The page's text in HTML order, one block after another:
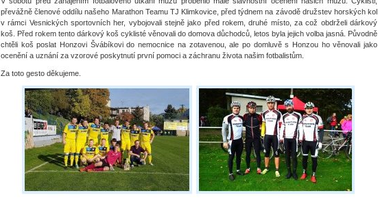
převážně členové oddílu našeho Marathon Teamu TJ Klimkovice, před týdnem na závodě družstev horských kol
v rámci Vesnických sportovních her, vybojovali stejně jako před rokem, druhé místo, za což obdrželi dárkový
koš. Před rokem tento dárkový koš cyklisté věnovali do domova důchodců, letos byla jejich volba jasná. Původně
chtěli koš poslat Honzovi Švábíkovi do nemocnice na zotavenou, ale po domluvě s Honzou ho věnovali jako
ocenění a uznání za vzorové poskytnutí první pomoci a záchranu života našim fotbalistům.
Za toto gesto děkujeme.